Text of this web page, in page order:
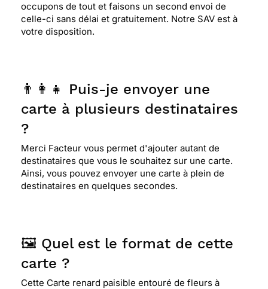
occupons de tout et faisons un second envoi de
celle-ci sans délai et gratuitement. Notre SAV est à
votre disposition.
👨‍👩‍👧 Puis-je envoyer une
carte à plusieurs destinataires
?
Merci Facteur vous permet d'ajouter autant de
destinataires que vous le souhaitez sur une carte.
Ainsi, vous pouvez envoyer une carte à plein de
destinataires en quelques secondes.
🖼️ Quel est le format de cette
carte ?
Cette Carte renard paisible entouré de fleurs à